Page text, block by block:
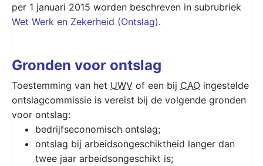
per 1 januari 2015 worden beschreven in subrubriek
Wet Werk en Zekerheid (Ontslag).
Gronden voor ontslag
Toestemming van het UWV of een bij CAO ingestelde
ontslagcommissie is vereist bij de volgende gronden
voor ontslag:
bedrijfseconomisch ontslag;
ontslag bij arbeidsongeschiktheid langer dan
twee jaar arbeidsongeschikt is;